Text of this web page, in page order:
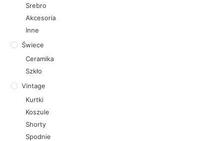
Srebro
Akcesoria
Inne
Świece
Ceramika
Szkło
Vintage
Kurtki
Koszule
Shorty
Spodnie